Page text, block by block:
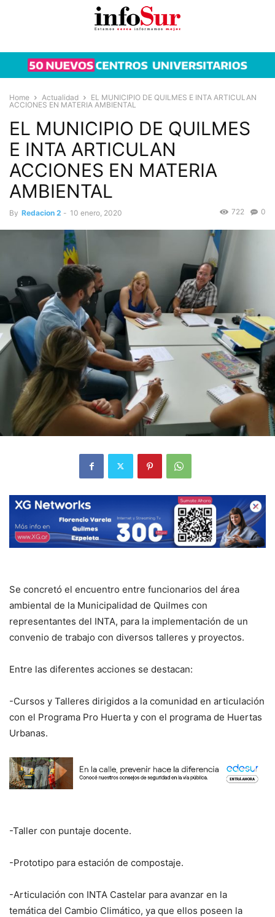
Home Actualidad
EL MUNICIPIO DE QUILMES E INTA ARTICULAN
ACCIONES EN MATERIA AMBIENTAL
EL MUNICIPIO DE QUILMES
E INTA ARTICULAN
ACCIONES EN MATERIA
AMBIENTAL
By Redacion 2 - 10 enero, 2020 0
722
Se concretó el encuentro entre funcionarios del área
ambiental de la Municipalidad de Quilmes con
representantes del INTA, para la implementación de un
convenio de trabajo con diversos talleres y proyectos.
Entre las diferentes acciones se destacan:
-Cursos y Talleres dirigidos a la comunidad en articulación
con el Programa Pro Huerta y con el programa de Huertas
Urbanas.
-Taller con puntaje docente.
-Prototipo para estación de compostaje.
-Articulación con INTA Castelar para avanzar en la
temática del Cambio Climático, ya que ellos poseen la